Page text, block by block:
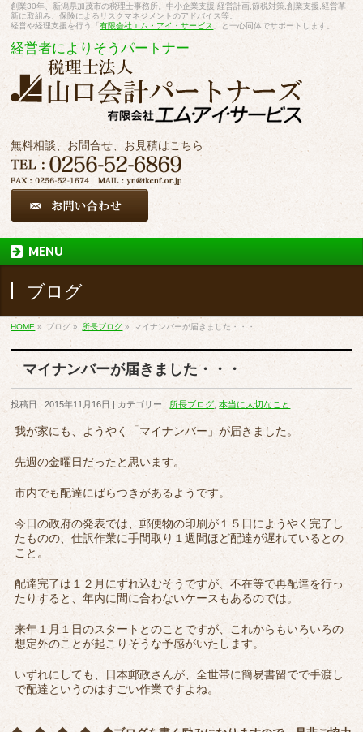
創業30年、新潟県加茂市の税理士事務所。中小企業支援,経営計画,節税対策,創業支援,経営革
新に取組み、保険によるリスクマネジメントのアドバイス等。
経営や経理支援を行う「有限会社エム・アイ・サービス 」と一心同体でサポートします。
経営者によりそうパートナー
無料相談、お問合せ、お見積はこちら
MENU
ブログ
HOME » ブログ » 所長ブログ » マイナンバーが届きました・・・
マイナンバーが届きました・・・
投稿日 : 2015年11月16日 カテゴリー : 所長ブログ ,本当に大切なこと
我が家にも、ようやく「マイナンバー」が届きました。
先週の金曜日だったと思います。
市内でも配達にばらつきがあるようです。
今日の政府の発表では、郵便物の印刷が１５日にようやく完了し
たものの、仕訳作業に手間取り１週間ほど配達が遅れているとの
こと。
配達完了は１２月にずれ込むそうですが、不在等で再配達を行っ
たりすると、年内に間に合わないケースもあるのでは。
来年１月１日のスタートとのことですが、これからもいろいろの
想定外のことが起こりそうな予感がいたします。
いずれにしても、日本郵政さんが、全世帯に簡易書留でで手渡し
で配達というのはすごい作業ですよね。